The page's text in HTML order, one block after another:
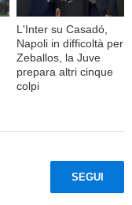
L'Inter su Casadó,
Napoli in difficoltà per
Zeballos, la Juve
prepara altri cinque
colpi
SEGUI